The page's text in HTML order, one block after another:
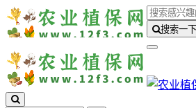
搜索一下